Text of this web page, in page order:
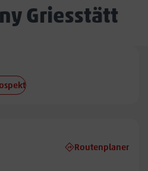
Griesstätt
Routenplaner